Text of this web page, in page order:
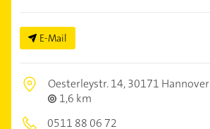
E-Mail
Oesterleystr. 14,30171 Hannover
1,6 km
0511 88 06 72